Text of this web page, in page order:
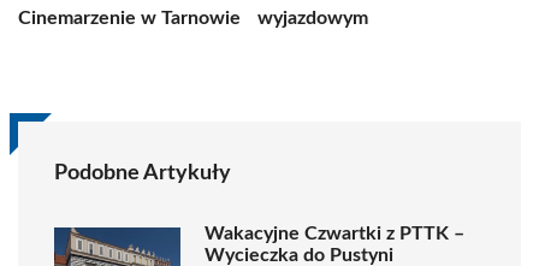
Cinemarzenie w Tarnowie
wyjazdowym
Podobne Artykuły
Wakacyjne Czwartki z PTTK –
Wycieczka do Pustyni